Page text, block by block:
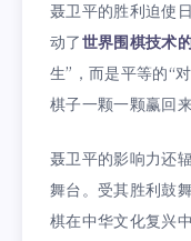
聂卫平的胜利迫使
动了世界围棋技术
生”，而是平等的“
棋子一颗一颗赢回来
聂卫平的影响力还
舞台。受其胜利鼓
棋在中华文化复兴